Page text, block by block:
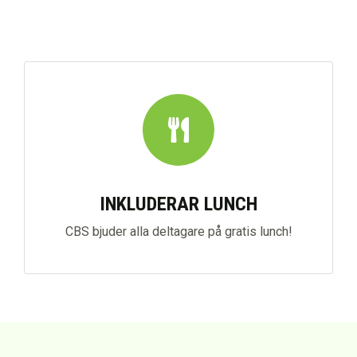
INKLUDERAR LUNCH
CBS bjuder alla deltagare på gratis lunch!